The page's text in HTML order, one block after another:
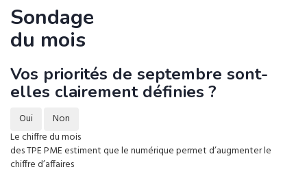
Sondage
du mois
Vos priorités de septembre sont-
elles clairement définies ?
Oui
Non
Le chiffre du mois
des TPE PME estiment que le numérique permet d’augmenter le
chiffre d’affaires